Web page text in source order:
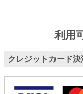
利用
クレジットカード決